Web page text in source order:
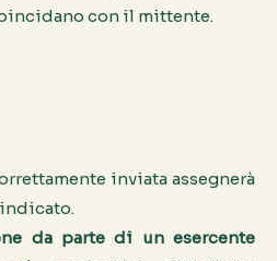
con il mittente.
inviata assegnerà
da parte di un esercente